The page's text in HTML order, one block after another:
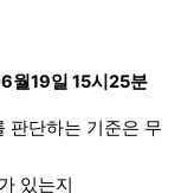
월19일 15시25분
판단하는 기준은 무
있는지